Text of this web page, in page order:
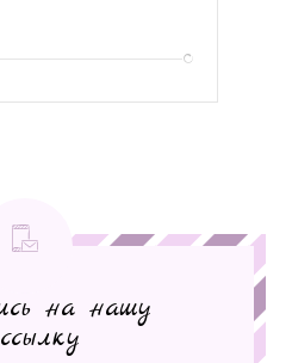
на нашу